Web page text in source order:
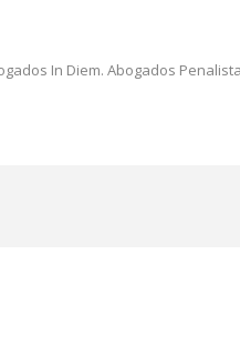
In Diem. Abogados